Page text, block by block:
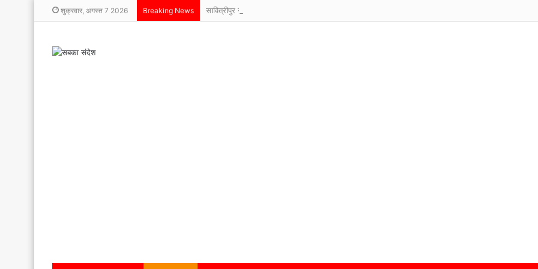
शुक्रवार, अगस्त 7 2026 Breaking News सावित्रीपुर स्कूल में मारवाड़ी युवा मंच सांकरा का ‘शिक्षा साथी अभियान’: क्विज और पौधारोपण से बच्चों में बढ़ा उत्साह